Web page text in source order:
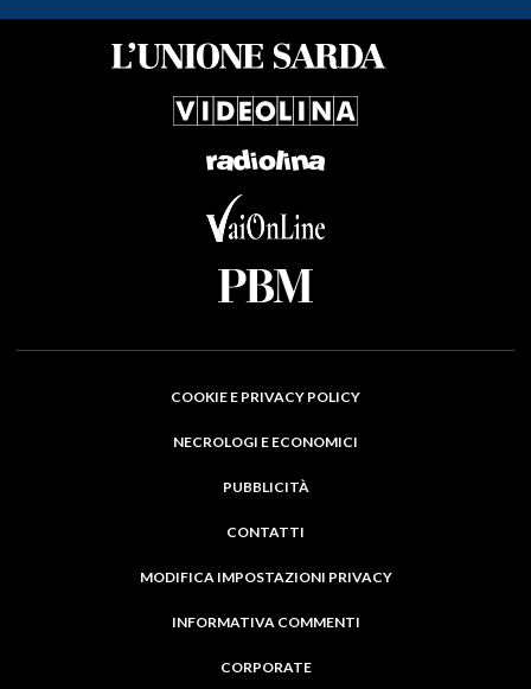
COOKIE E PRIVACY POLICY
NECROLOGI E ECONOMICI
PUBBLICITÀ
CONTATTI
MODIFICA IMPOSTAZIONI PRIVACY
INFORMATIVA COMMENTI
CORPORATE